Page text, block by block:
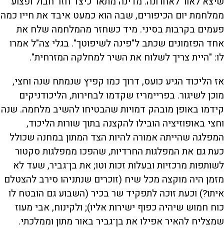
ממלחמת יום הכיפורים, שבה הוא כמעט איבד את חייו כמה
פעמים בקרבות בסיני. מיד כשחזר מהמלחמה שלח את
אחד הפזמונים שכתב ל"פינה לשיפוטך". בגלי צה"ל אמרו
לו: "היית צריך לשלוח את השיר למחלקה המזרחית".
אז הליכוד הגיע כועס, דרוך כמו קפיץ שנמתח שנה וחצי,
מוכן לשיגור. בפריימריז שקדמו לבחירות, הליכודניקים
קידמו באופן מובהק דמויות שהבטיחו להשיב מלחמה. שנה
וחצי באופוזיציה הובילו להקצנה בתוך שורות הליכוד,
המפלגה שהייתה אמורה להיות הצד המתון במחנה שכולל
כעת גם את המפלגות החרדיות, שהפכו ממפלגות סקטור
לשותפות מרכזיות ובעלות זכות וטו; את בן־גביר, שעד לא
מזמן היה מוקצה מכל שיח (זוכרים שנתניהו סירב להצטלם
איתו?) וכעת זוכה לתפקיד שר בכיר (השבוע גם הובטח לו
כוח חמוש שיהיה כפוף ישירות אליו); ולקינוח, אבי מעוז
שמצליח להאיר אפילו את בן־גביר באור מתון וממלכתי.